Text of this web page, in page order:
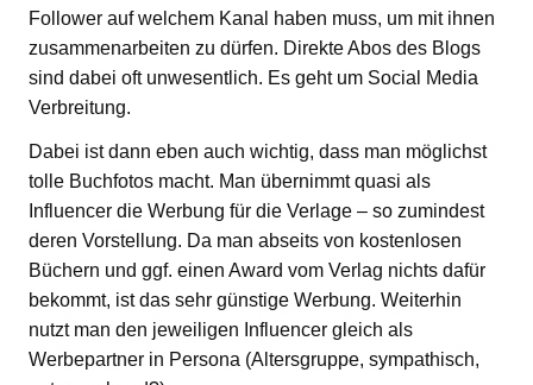
Follower auf welchem Kanal haben muss, um mit ihnen
zusammenarbeiten zu dürfen. Direkte Abos des Blogs
sind dabei oft unwesentlich. Es geht um Social Media
Verbreitung.
Dabei ist dann eben auch wichtig, dass man möglichst
tolle Buchfotos macht. Man übernimmt quasi als
Influencer die Werbung für die Verlage – so zumindest
deren Vorstellung. Da man abseits von kostenlosen
Büchern und ggf. einen Award vom Verlag nichts dafür
bekommt, ist das sehr günstige Werbung. Weiterhin
nutzt man den jeweiligen Influencer gleich als
Werbepartner in Persona (Altersgruppe, sympathisch,